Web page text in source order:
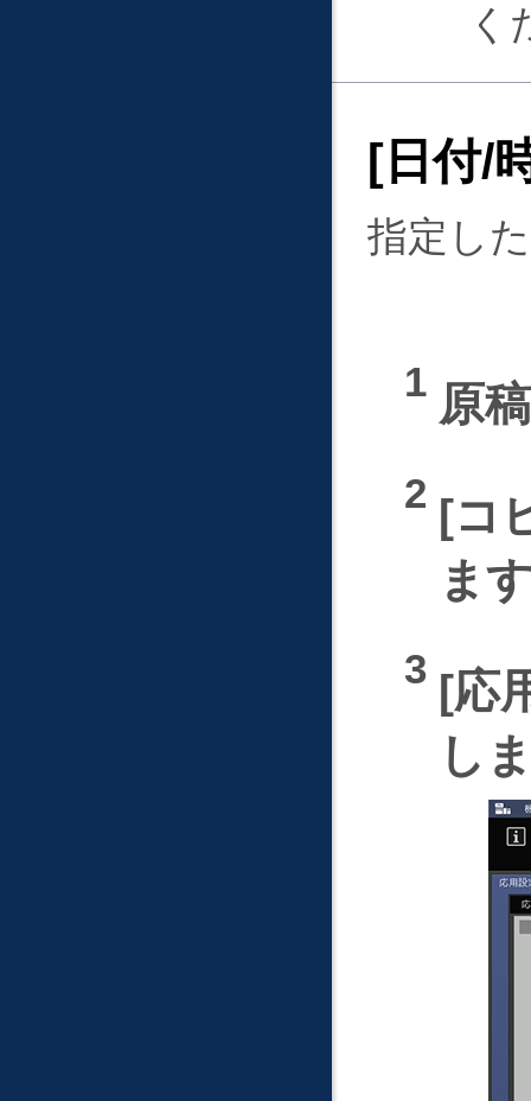
く
日付/
指定し
原
コ
ま
応
し